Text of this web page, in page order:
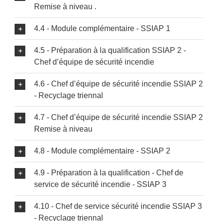
Remise à niveau .
4.4 - Module complémentaire - SSIAP 1
4.5 - Préparation à la qualification SSIAP 2 -
Chef d’équipe de sécurité incendie
4.6 - Chef d’équipe de sécurité incendie SSIAP 2
- Recyclage triennal
4.7 - Chef d’équipe de sécurité incendie SSIAP 2
Remise à niveau
4.8 - Module complémentaire - SSIAP 2
4.9 - Préparation à la qualification - Chef de
service de sécurité incendie - SSIAP 3
4.10 - Chef de service sécurité incendie SSIAP 3
- Recyclage triennal